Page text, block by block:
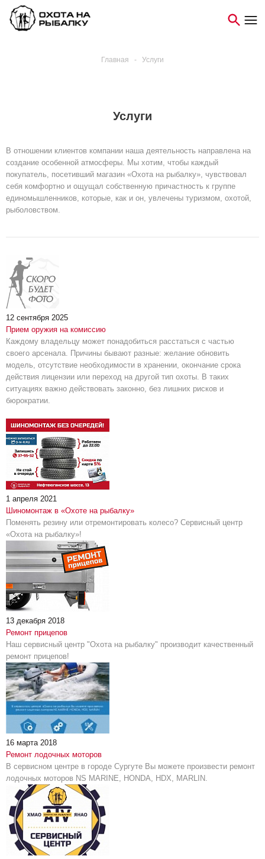
Главная - Услуги
Услуги
В отношении клиентов компании наша деятельность направлена на
создание особенной атмосферы. Мы хотим, чтобы каждый
покупатель, посетивший магазин «Охота на рыбалку», чувствовал
себя комфортно и ощущал собственную причастность к группе
единомышленников, которые, как и он, увлечены туризмом, охотой,
рыболовством.
12 сентября 2025
Прием оружия на комиссию
Каждому владельцу может понадобиться расстаться с частью
своего арсенала. Причины бывают разные: желание обновить
модель, отсутствие необходимости в хранении, окончание срока
действия лицензии или переход на другой тип охоты. В таких
ситуациях важно действовать законно, без лишних рисков и
бюрократии.
1 апреля 2021
Шиномонтаж в «Охоте на рыбалку»
Поменять резину или отремонтировать колесо? Сервисный центр
«Охота на рыбалку»!
13 декабря 2018
Ремонт прицепов
Наш сервисный центр "Охота на рыбалку" производит качественный
ремонт прицепов!
16 марта 2018
Ремонт лодочных моторов
В сервисном центре в городе Сургуте Вы можете произвести ремонт
лодочных моторов NS MARINE, HONDA, HDX, MARLIN.